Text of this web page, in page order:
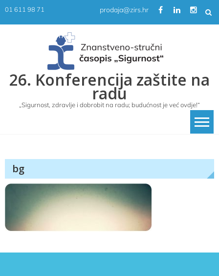
Skip01 611 98 71 prodaja@zirs.hr
26. Konferencija zaštite na
radu
„Sigurnost, zdravlje i dobrobit na radu; budućnost je već ovdje!“
bg